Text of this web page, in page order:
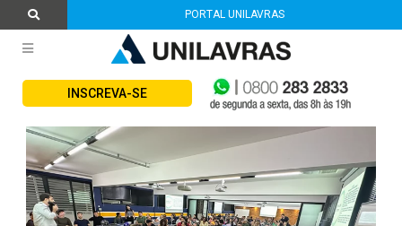
PORTAL UNILAVRAS
INSCREVA-SE